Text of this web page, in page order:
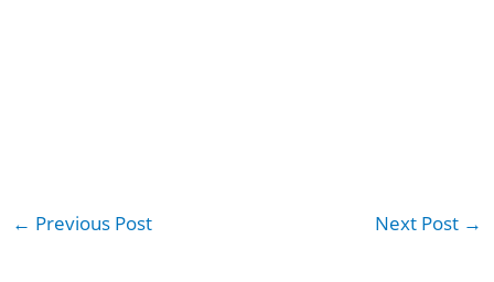
← Previous Post Next Post →